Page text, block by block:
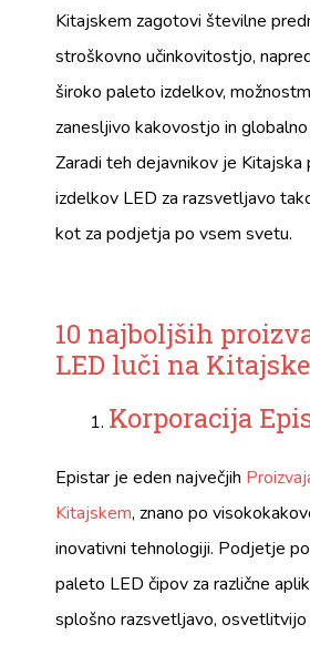
Kitajskem zagotovi številne
stroškovno učinkovitostjo,
široko paleto izdelkov,
zanesljivo kakovostjo in
Zaradi teh dejavnikov je Kitajska
izdelkov LED za razsvetljavo
kot za podjetja po vsem svetu.
10 najboljših
LED luči na
Korporacija
Epistar je eden največjih
Kitajskem, znano po
inovativni tehnologiji. Podjetje
paleto LED čipov za različne
splošno razsvetljavo, osvetlitvijo